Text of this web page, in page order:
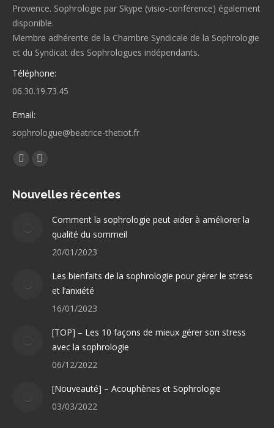
Provence. Sophrologie par Skype (visio-conférence) également
disponible.
Membre adhérente de la Chambre Syndicale de la Sophrologie
et du Syndicat des Sophrologues indépendants.
Téléphone:
06.30.19.73.45
Email:
sophrologue@beatrice-thetiot.fr
Trouvez nous sur :
Facebook
opens
new
LinkedIn
opens
Nouvelles récentes
Comment la sophrologie peut aider à améliorer la
qualité du sommeil
20/01/2023
Les bienfaits de la sophrologie pour gérer le stress
et l’anxiété
16/01/2023
[TOP] – Les 10 façons de mieux gérer son stress
avec la sophrologie
06/12/2022
[Nouveauté] – Acouphènes et Sophrologie
03/03/2022